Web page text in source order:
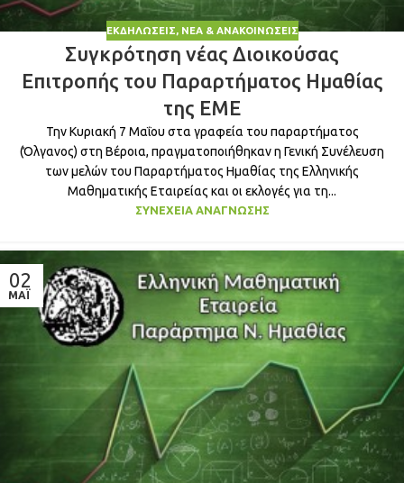
ΕΚΔΗΛΏΣΕΙΣ, ΝΈΑ & ΑΝΑΚΟΙΝΏΣΕΙΣ
Συγκρότηση νέας Διοικούσας
Επιτροπής του Παραρτήματος Ημαθίας
της ΕΜΕ
Την Κυριακή 7 Μαΐου στα γραφεία του παραρτήματος
(Όλγανος) στη Βέροια, πραγματοποιήθηκαν η Γενική Συνέλευση
των μελών του Παραρτήματος Ημαθίας της Ελληνικής
Μαθηματικής Εταιρείας και οι εκλογές για τη...
ΣΥΝΈΧΕΙΑ ΑΝΆΓΝΩΣΗΣ
02
ΜΆΙ